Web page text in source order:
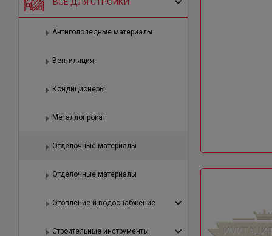
Антигололедные материалы
Вентиляция
Кондиционеры
Металлопрокат
Отделочные материалы
Отделочные материалы
Отопление и водоснабжение
Строительные инструменты